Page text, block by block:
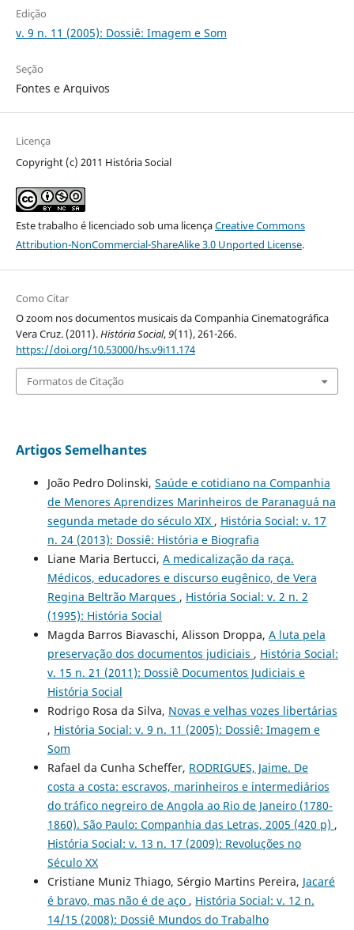
Edição
v. 9 n. 11 (2005): Dossiê: Imagem e Som
Seção
Fontes e Arquivos
Licença
Copyright (c) 2011 História Social
Este trabalho é licenciado sob uma licençaCreative Commons
Attribution-NonCommercial-ShareAlike 3.0 Unported License.
Como Citar
O zoom nos documentos musicais da Companhia Cinematográfica
Vera Cruz. (2011).História Social,9(11), 261-266.
https://doi.org/10.53000/hs.v9i11.174
Formatos de Citação
Artigos Semelhantes
João Pedro Dolinski, Saúde e cotidiano na Companhia
de Menores Aprendizes Marinheiros de Paranaguá na
segunda metade do século XIX , História Social: v. 17
n. 24 (2013): Dossiê: História e Biografia
Liane Maria Bertucci, A medicalização da raça.
Médicos, educadores e discurso eugênico, de Vera
Regina Beltrão Marques , História Social: v. 2 n. 2
(1995): História Social
Magda Barros Biavaschi, Alisson Droppa, A luta pela
preservação dos documentos judiciais , História Social:
v. 15 n. 21 (2011): Dossiê Documentos Judiciais e
História Social
Rodrigo Rosa da Silva, Novas e velhas vozes libertárias
, História Social: v. 9 n. 11 (2005): Dossiê: Imagem e
Som
Rafael da Cunha Scheffer, RODRIGUES, Jaime. De
costa a costa: escravos, marinheiros e intermediários
do tráfico negreiro de Angola ao Rio de Janeiro (1780-
1860). São Paulo: Companhia das Letras, 2005 (420 p) ,
História Social: v. 13 n. 17 (2009): Revoluções no
Século XX
Cristiane Muniz Thiago, Sérgio Martins Pereira, Jacaré
é bravo, mas não é de aço , História Social: v. 12 n.
14/15 (2008): Dossiê Mundos do Trabalho